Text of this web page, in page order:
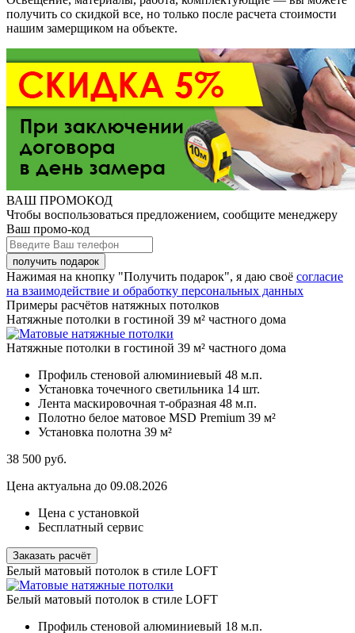
получить со скидкой все, но только после расчета стоимости
нашим замерщиком на объекте.
ВАШ ПРОМОКОД
Чтобы воспользоваться предложением, сообщите менеджеру
Ваш промо-код
Нажимая на кнопку "Получить подарок", я даю своё согласие
на взаимодействие и обработку персональных данных
Примеры расчётов натяжных потолков
Натяжные потолки в гостиной 39 м² частного дома
Натяжные потолки в гостиной 39 м² частного дома
Профиль стеновой алюминиевый 48 м.п.
Установка точечного светильника 14 шт.
Лента маскировочная т-образная 48 м.п.
Полотно белое матовое MSD Premium 39 м²
Установка полотна 39 м²
38 500 руб.
Цена актуальна до 09.08.2026
Цена с установкой
Бесплатный сервис
Заказать расчёт
Белый матовый потолок в стиле LOFT
Белый матовый потолок в стиле LOFT
Профиль стеновой алюминиевый 18 м.п.